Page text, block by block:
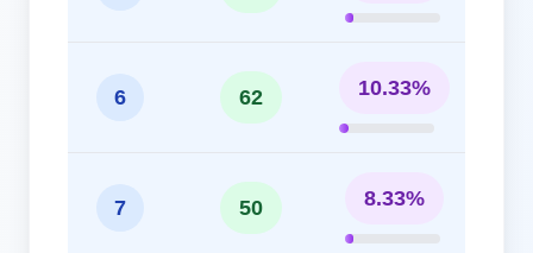
6 62 10.33%
7 50 8.33%